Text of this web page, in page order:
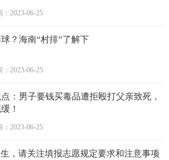
2023-06-25
？海南“村排”了解下
2023-06-25
：男子要钱买毒品遭拒殴打父亲致死，
！
2023-06-25
，请关注填报志愿规定要求和注意事项